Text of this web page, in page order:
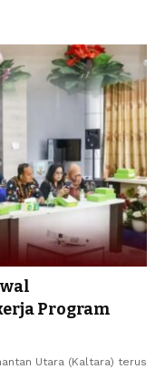
Program
Utara (Kaltara) terus